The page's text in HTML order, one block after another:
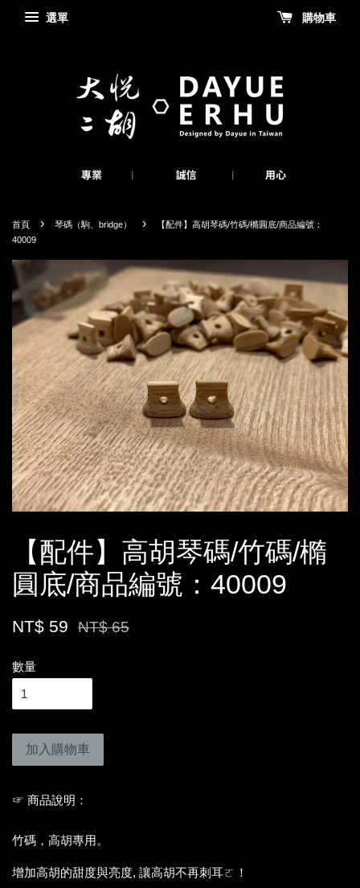
選單 購物車
首頁 › 琴碼（駒、bridge） ›
【配件】高胡琴碼/竹碼/橢圓底/商品編號：
40009
【配件】高胡琴碼/竹碼/橢
圓底/商品編號：40009
NT$ 59 NT$ 65
數量
加入購物車
☞ 商品說明：
竹碼，高胡專用。
增加高胡的甜度與亮度, 讓高胡不再刺耳ㄛ！